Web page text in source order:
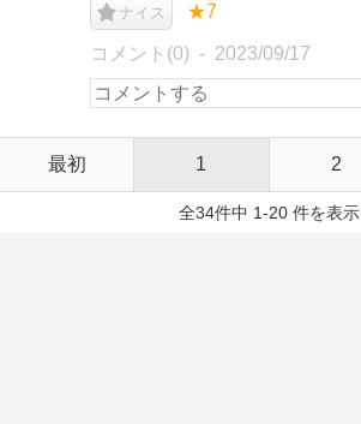
ナイス ★7
コメント(0) 2023/09/17
最初 1 2
全34件中 1-20 件を表示